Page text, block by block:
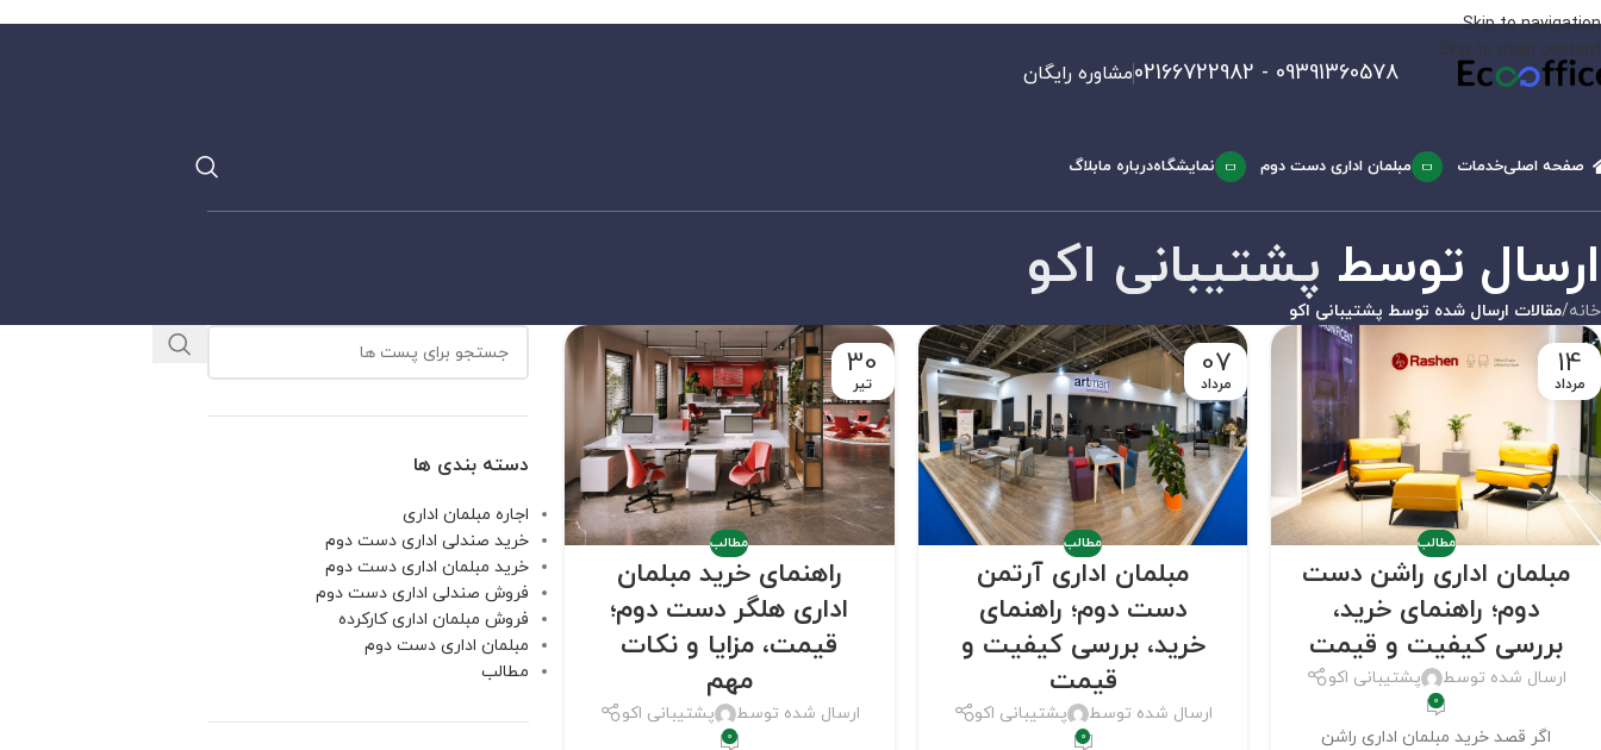
Skip to navigation
Skip to main content
09391360578 - 02166722982 مشاوره رایگان
صفحه اصلیخدمات مبلمان اداری دست دوم نمایشگاهدرباره مابلاگ
ارسال توسط پشتیبانی اکو
خانه/مقالات ارسال شده توسط پشتیبانی اکو
14
مرداد
مطالب
مبلمان اداری راشن دست
دوم؛ راهنمای خرید،
بررسی کیفیت و قیمت
ارسال شده توسط پشتیبانی اکو
0
اگر قصد خرید مبلمان اداری راشن
07
مرداد
مطالب
مبلمان اداری آرتمن
دست دوم؛ راهنمای
خرید، بررسی کیفیت و
قیمت
ارسال شده توسط پشتیبانی اکو
0
30
تیر
مطالب
راهنمای خرید مبلمان
اداری هلگر دست دوم؛
قیمت، مزایا و نکات
مهم
ارسال شده توسط پشتیبانی اکو
0
دسته بندی ها
اجاره مبلمان اداری
خرید صندلی اداری دست دوم
خرید مبلمان اداری دست دوم
فروش صندلی اداری دست دوم
فروش مبلمان اداری کارکرده
مبلمان اداری دست دوم
مطالب